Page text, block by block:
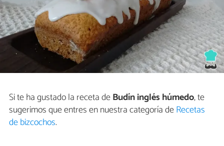
Si te ha gustado la receta deBudín inglés húmedo, te
sugerimos que entres en nuestra categoría deRecetas
de bizcochos.